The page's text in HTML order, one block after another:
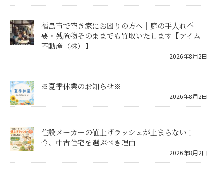
福島市で空き家にお困りの方へ｜庭の手入れ不
要・残置物そのままでも買取いたします【アイム
不動産（株）】
2026年8月2日
※夏季休業のお知らせ※
2026年8月2日
住設メーカーの値上げラッシュが止まらない！
今、中古住宅を選ぶべき理由
2026年8月2日